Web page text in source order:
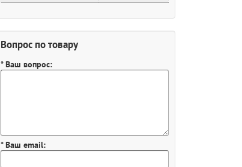
Вопрос по товару
* Ваш вопрос:
* Ваш email: